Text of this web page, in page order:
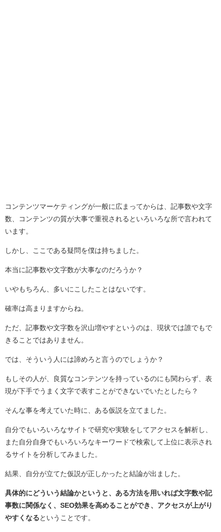
コンテンツマーケティングが一般に広まってからは、記事数や文字
数、コンテンツの質が大事で重視されるといろいろな所で言われて
います。
しかし、ここである疑問を僕は持ちました。
本当に記事数や文字数が大事なのだろうか？
いやもちろん、多いにこしたことはないです。
確率は高まりますからね。
ただ、記事数や文字数を沢山増やすというのは、現状では誰でもで
きることではありません。
では、そういう人には諦めろと言うのでしょうか？
もしその人が、良質なコンテンツを持っているのにも関わらず、表
現が下手でうまく文字で表すことができないでいたとしたら？
そんな事を考えていた時に、ある仮説を立てました。
自分でもいろいろなサイトで研究や実験をしてアクセスを解析し、
また自分自身でもいろいろなキーワードで検索して上位に表示され
るサイトを分析してみました。
結果、自分が立てた仮説が正しかったと結論が出ました。
具体的にどういう結論かというと、ある方法を用いれば文字数や記
事数に関係なく、SEO効果を高めることができ、アクセスが上がり
やすくなる ということです。